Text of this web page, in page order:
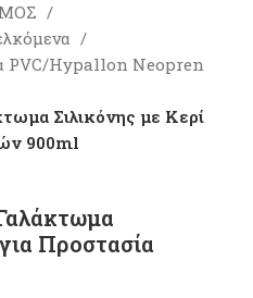
PVC/Hypallon Neopren
Σιλικόνης με Κερί
900ml
Προστασία